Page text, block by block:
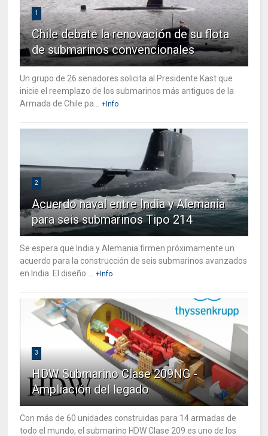
1
Chile debate la renovación de su flota
de submarinos convencionales
Un grupo de 26 senadores solicita al Presidente Kast que
inicie el reemplazo de los submarinos más antiguos de la
Armada de Chile pa...
+Info
2
Acuerdo naval entre India y Alemania
para seis submarinos Tipo 214
Se espera que India y Alemania firmen próximamente un
acuerdo para la construcción de seis submarinos avanzados
en India. El diseño ...
+Info
3
HDW Submarino Clase 209NG -
Ampliación del legado
Con más de 60 unidades construidas para 14 armadas de
todo el mundo, el submarino HDW Clase 209 es uno de los